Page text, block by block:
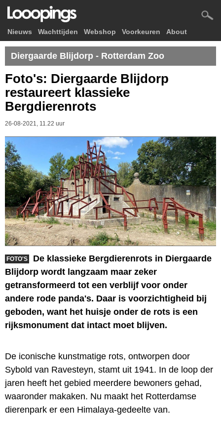
Nieuws Wachttijden Webshop Voorkeuren About
Diergaarde Blijdorp - Rotterdam Zoo
Foto's: Diergaarde Blijdorp
restaureert klassieke
Bergdierenrots
26-08-2021, 11.22 uur
FOTO'S
De klassieke Bergdierenrots in Diergaarde
Blijdorp wordt langzaam maar zeker
getransformeerd tot een verblijf voor onder
andere rode panda's. Daar is voorzichtigheid bij
geboden, want het huisje onder de rots is een
rijksmonument dat intact moet blijven.
De iconische kunstmatige rots, ontworpen door
Sybold van Ravesteyn, stamt uit 1941. In de loop der
jaren heeft het gebied meerdere bewoners gehad,
waaronder makaken. Nu maakt het Rotterdamse
dierenpark er een Himalaya-gedeelte van.